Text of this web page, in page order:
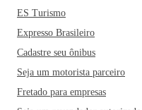
ES Turismo
Expresso Brasileiro
Cadastre seu ônibus
Seja um motorista parceiro
Fretado para empresas